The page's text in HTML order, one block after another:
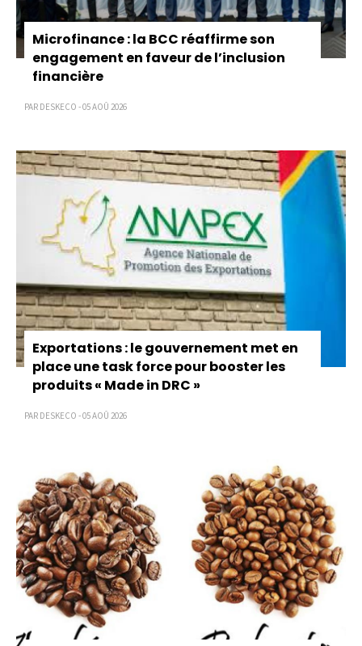
Microfinance : la BCC réaffirme son
engagement en faveur de l’inclusion
financière
PAR DESKECO - 05 AOÛ 2026
Exportations : le gouvernement met en
place une task force pour booster les
produits « Made in DRC »
PAR DESKECO - 05 AOÛ 2026